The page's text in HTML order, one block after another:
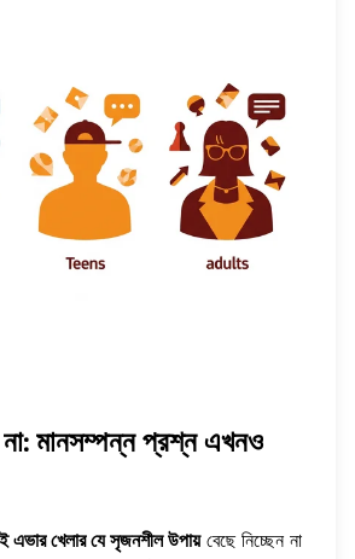
মানসম্পন্ন প্রশ্ন এখনও
এভার খেলার যে সৃজনশীল উপায়বেছে নিচ্ছেন না